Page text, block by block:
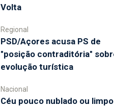
Volta
Regional
PSD/Açores acusa PS de
"posição contraditória"
evolução turística
Nacional
Céu pouco nublado ou limpo